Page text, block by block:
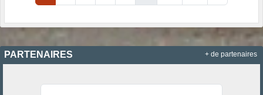
PARTENAIRES + de partenaires